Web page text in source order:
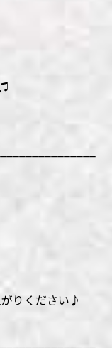
りください♪